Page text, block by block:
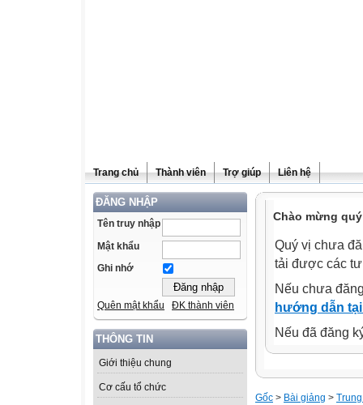
Trang chủ Thành viên Trợ giúp Liên hệ
ĐĂNG NHẬP
Tên truy nhập
Mật khẩu
Ghi nhớ
Quên mật khẩu ĐK thành viên
THÔNG TIN
Giới thiệu chung
Cơ cấu tổ chức
Chào mừng
Quý vị chưa
tải được các
Nếu chưa
hướng dẫn
Nếu đã đăng
Gốc > Bài giảng >